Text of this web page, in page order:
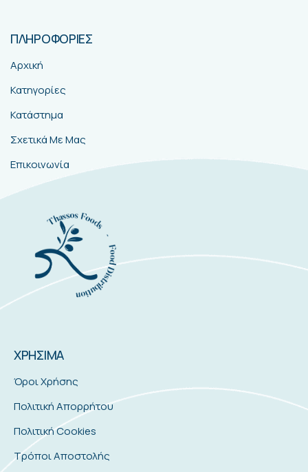
ΠΛΗΡΟΦΟΡΙΕΣ
Αρχική
Κατηγορίες
Κατάστημα
Σχετικά Με Μας
Επικοινωνία
ΧΡΗΣΙΜΑ
Όροι Χρήσης
Πολιτική Απορρήτου
Πολιτική Cookies
Τρόποι Αποστολής